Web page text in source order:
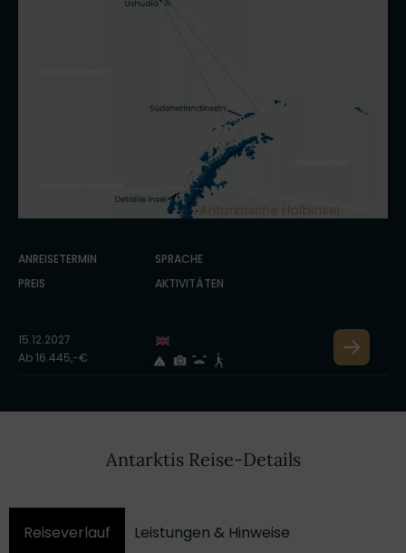
ANREISETERMIN
PREIS
SPRACHE
AKTIVITÄTEN
15.12.2027
Ab 16.445,-€
Antarktis Reise-Details
Reiseverlauf Leistungen & Hinweise